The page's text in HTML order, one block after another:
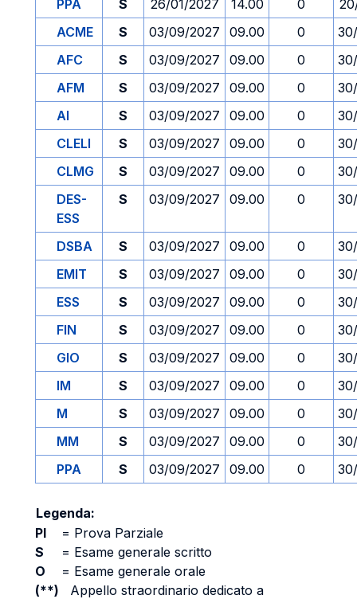
PPA S 26/01/2027 14.00 0
ACME
S 03/09/2027 09.00 0
AFC
S 03/09/2027 09.00 0
AFM
S 03/09/2027 09.00 0
AI
S 03/09/2027 09.00 0
CLELI
S 03/09/2027 09.00 0
CLMG
S 03/09/2027 09.00 0
DES-
ESS
S 03/09/2027 09.00 0
DSBA S 03/09/2027 09.00 0
EMIT
S 03/09/2027 09.00 0
ESS
S 03/09/2027 09.00 0
FIN
S 03/09/2027 09.00 0
GIO
S 03/09/2027 09.00 0
IM
S 03/09/2027 09.00 0
M
S 03/09/2027 09.00 0
MM
S 03/09/2027 09.00 0
PPA
S 03/09/2027 09.00 0
Legenda:
PI
= Prova Parziale
S
= Esame generale scritto
O
= Esame generale orale
(**)
Appello straordinario dedicato a